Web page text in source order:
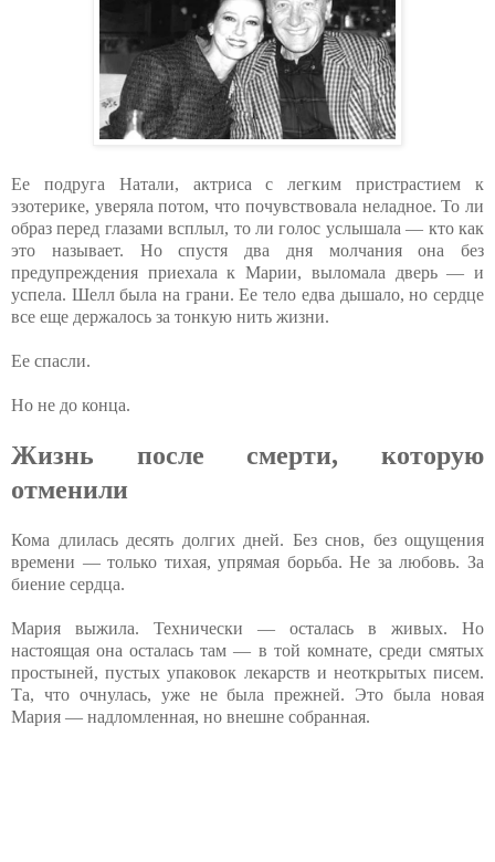
Ее подруга Натали, актриса с легким пристрастием к
эзотерике, уверяла потом, что почувствовала неладное. То ли
образ перед глазами всплыл, то ли голос услышала — кто как
это называет. Но спустя два дня молчания она без
предупреждения приехала к Марии, выломала дверь — и
успела. Шелл была на грани. Ее тело едва дышало, но сердце
все еще держалось за тонкую нить жизни.
Ее спасли.
Но не до конца.
Жизнь после смерти, которую
отменили
Кома длилась десять долгих дней. Без снов, без ощущения
времени — только тихая, упрямая борьба. Не за любовь. За
биение сердца.
Мария выжила. Технически — осталась в живых. Но
настоящая она осталась там — в той комнате, среди смятых
простыней, пустых упаковок лекарств и неоткрытых писем.
Та, что очнулась, уже не была прежней. Это была новая
Мария — надломленная, но внешне собранная.